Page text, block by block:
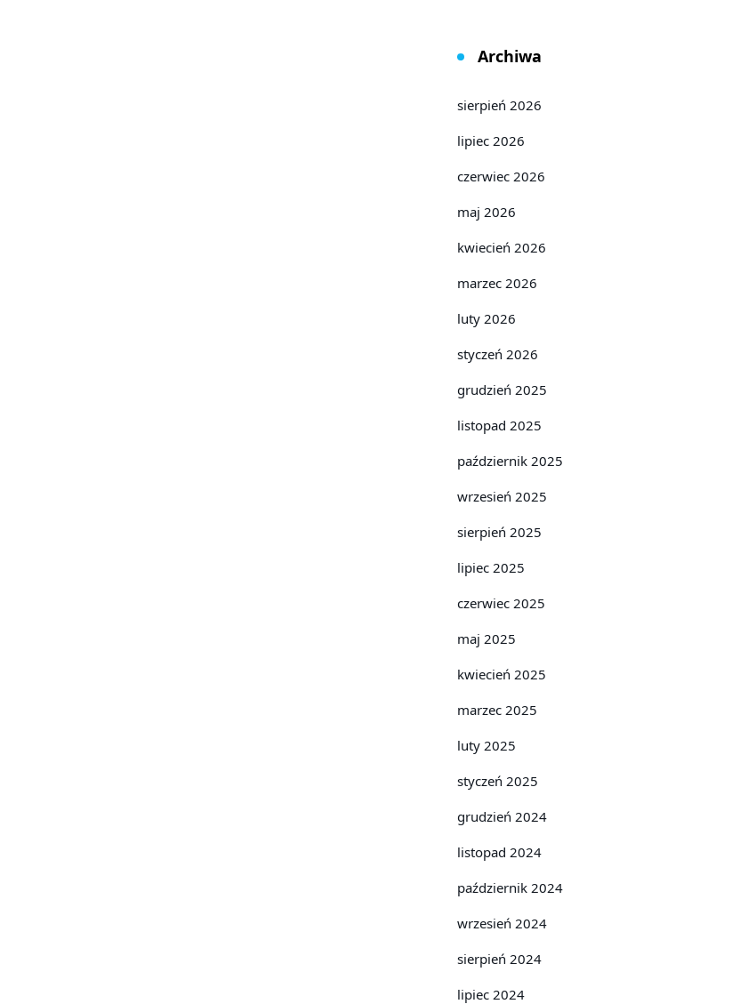
Archiwa
sierpień 2026
lipiec 2026
czerwiec 2026
maj 2026
kwiecień 2026
marzec 2026
luty 2026
styczeń 2026
grudzień 2025
listopad 2025
październik 2025
wrzesień 2025
sierpień 2025
lipiec 2025
czerwiec 2025
maj 2025
kwiecień 2025
marzec 2025
luty 2025
styczeń 2025
grudzień 2024
listopad 2024
październik 2024
wrzesień 2024
sierpień 2024
lipiec 2024